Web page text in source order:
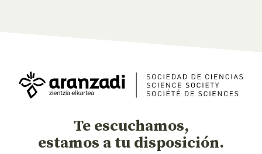
Te escuchamos,
estamos a tu disposición.